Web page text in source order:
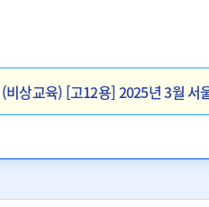
(비상교육) [고12용] 2025년 3월 서
(비상교육) [고3] 2025년 3월 서울
[칼럼](고3) 2026학년도 대입전형